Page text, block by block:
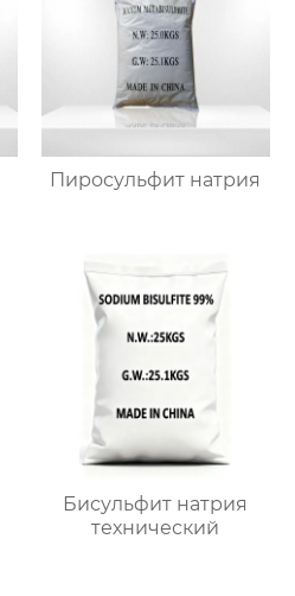
Пиросульфит натрия
Бисульфит натрия
технический